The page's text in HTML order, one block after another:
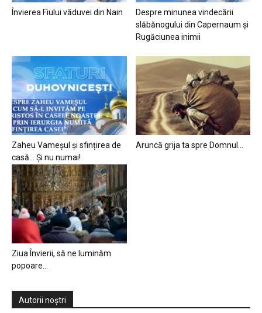
Învierea Fiului văduvei din Nain
Despre minunea vindecării
slăbănogului din Capernaum și
Rugăciunea inimii
Zaheu Vameșul și sfințirea de
casă… Și nu numai!
Aruncă grija ta spre Domnul…
Ziua Învierii, să ne luminăm
popoare…
Autorii noștri